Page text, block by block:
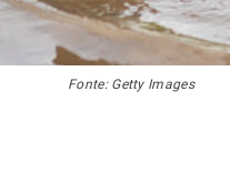
Fonte: Getty Images